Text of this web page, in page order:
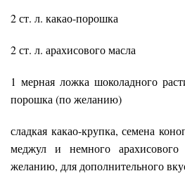
2 ст. л. какао-порошка
2 ст. л. арахисового масла
1 мерная ложка шоколадного
порошка (по желанию)
сладкая какао-крупка, семена
меджул и немного
желанию, для дополнительного